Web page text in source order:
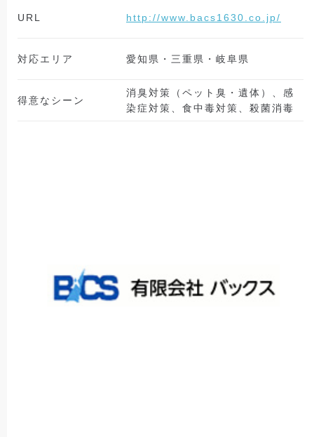
URL http://www.bacs1630.co.jp/
対応エリア 愛知県・三重県・岐阜県
得意なシーン
消臭対策（ペット臭・遺体）、感
染症対策、食中毒対策、殺菌消毒